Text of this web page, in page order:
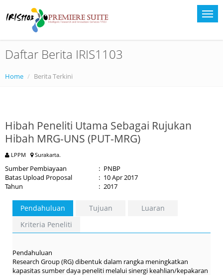
Daftar Berita IRIS1103
Home Berita Terkini
Hibah Peneliti Utama Sebagai Rujukan
Hibah MRG-UNS (PUT-MRG)
LPPM Surakarta.
Sumber Pembiayaan : PNBP
Batas Upload Proposal
: 10 Apr 2017
Tahun
: 2017
Pendahuluan Tujuan
Luaran
Kriteria Peneliti
Pendahuluan
Research Group (RG) dibentuk dalam rangka meningkatkan
kapasitas sumber daya peneliti melalui sinergi keahlian/kepakaran